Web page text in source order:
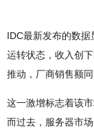
IDC最新发布的数
运转状态，收入创
推动，厂商销售额同
这一激增标志着该
而过去，服务器市